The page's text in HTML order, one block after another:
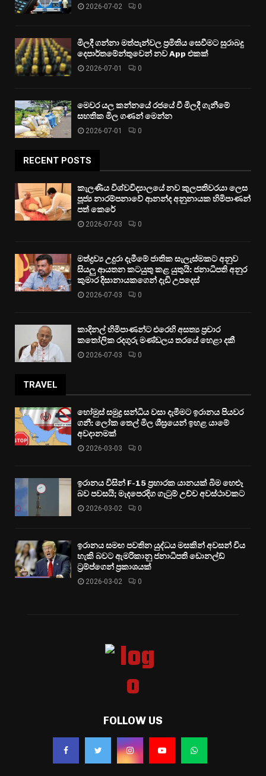
2026-07-02 0
මිලදී ගන්නා මත්පැන්වල ප්‍රමිතිය සෙවීමට සුරාබදු
දෙපාර්තමේන්තුවෙන් නව App එකක්
2026-07-01 0
මෙවර යල කන්නයේ රජයේ වී මිලදී ගැනීමේ
සහතික මිල ගණන් මෙන්න
2026-07-01 0
RECENT POSTS
කැලණිය විශ්වවිද්‍යාලයේ නව කුලපතිවරයා ලෙස
පූජ්‍ය නාරම්පනාවේ ආනන්ද අනුනායක හිමිපාණන්
පත් කෙරේ
2026-07-03 0
මත්ද්‍රව්‍ය උදුරා දැමීමේ ජාතික සැලැස්මකට අනුව
සියලු ආයතන කටයුතු කළ යුතුයි: ජනාධිපති අනුර
කුමාර දිසානායකගෙන් දැඩි උපදෙස්
2026-07-03 0
කාදිනල් හිමිපාණන්ට එරෙහි අසත්‍ය ප්‍රචාර
කතෝලික රදගුරු මණ්ඩලය තරයේ හෙළා දකී
2026-07-03 0
TRAVEL
හෝමුස් සමුද්‍ර සන්ධිය වසා දැමීමට ඉරානය පියවර
ගනී: ලෝක තෙල් මිල ශීඝ්‍රයෙන් ඉහළ යාමේ
අවදානමක්
2026-03-03 0
ඉරානය විසින් F-15 ප්‍රහාරක යානයක් බිම හෙළූ
බව පවසයි; මැදපෙරදිග ගැටුම් උච්ච අවස්ථාවකට
2026-03-02 0
ඉරානය සමඟ පවතින යුද්ධය මසකින් අවසන් විය
හැකි බවට ඇමරිකානු ජනාධිපති ඩොනල්ඩ්
ට්‍රම්ප්ගෙන් ප්‍රකාශයක්
2026-03-02 0
FOLLOW US